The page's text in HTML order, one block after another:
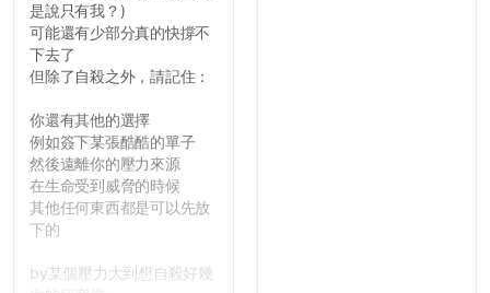
是說只有我？)
可能還有少部分真的快撐不
下去了
但除了自殺之外，請記住：
你還有其他的選擇
例如簽下某張酷酷的單子
然後遠離你的壓力來源
在生命受到威脅的時候
其他任何東西都是可以先放
下的
by某個壓力大到想自殺好幾